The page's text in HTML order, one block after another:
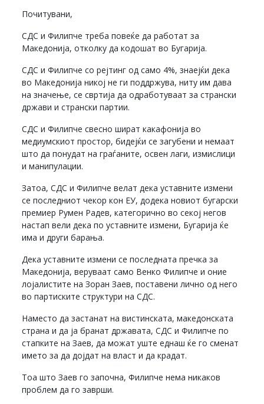
Почитувани,
СДС и Филипче треба повеќе да работат за
Македонија, отколку да кодошат во Бугарија.
СДС и Филипче со рејтинг од само 4%, знаејќи дека
во Македонија никој не ги поддржува, ниту им дава
на значење, се свртија да одработуваат за странски
држави и странски партии.
СДС и Филипче свесно шират какафонија во
медиумскиот простор, бидејќи се загубени и немаат
што да понудат на граѓаните, освен лаги, измислици
и манипулации.
Затоа, СДС и Филипче велат дека уставните измени
се последниот чекор кон ЕУ, додека новиот бугарски
премиер Румен Радев, категорично во секој негов
настап вели дека по уставните измени, Бугарија ќе
има и други барања.
Дека уставните измени се последната пречка за
Македонија, веруваат само Венко Филипче и оние
лојалистите на Зоран Заев, поставени лично од него
во партиските структури на СДС.
Наместо да застанат на вистинската, македонската
страна и да ја бранат државата, СДС и Филипче по
стапките на Заев, да можат уште еднаш ќе го сменат
името за да дојдат на власт и да крадат.
Тоа што Заев го започна, Филипче нема никаков
проблем да го заврши.